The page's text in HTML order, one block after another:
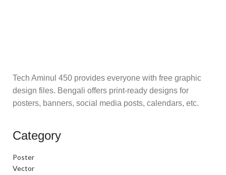
Tech Aminul 450 provides everyone with free graphic
design files. Bengali offers print-ready designs for
posters, banners, social media posts, calendars, etc.
Category
Poster
Vector